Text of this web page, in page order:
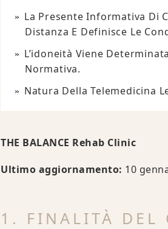
La Presente Informativa Di
Distanza E Definisce Le
L’idoneità Viene
Normativa.
Natura Della Telemedicina
THE BALANCE Rehab Clinic
Ultimo aggiornamento: 10
1. FINALITÀ DEL